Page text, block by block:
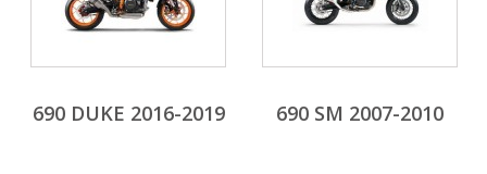
690 DUKE 2016-2019 690 SM 2007-2010